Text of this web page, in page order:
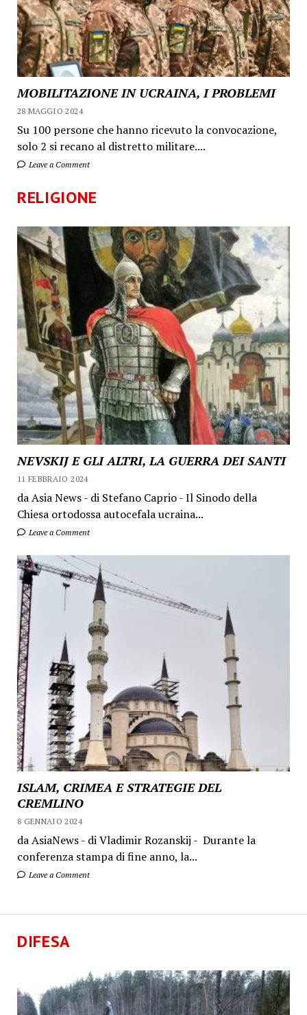
MOBILITAZIONE IN UCRAINA, I PROBLEMI
28 MAGGIO 2024
Su 100 persone che hanno ricevuto la convocazione,
solo 2 si recano al distretto militare....
Leave a Comment
RELIGIONE
NEVSKIJ E GLI ALTRI, LA GUERRA DEI SANTI
11 FEBBRAIO 2024
da Asia News - di Stefano Caprio - Il Sinodo della
Chiesa ortodossa autocefala ucraina...
Leave a Comment
ISLAM, CRIMEA E STRATEGIE DEL
CREMLINO
8 GENNAIO 2024
da AsiaNews - di Vladimir Rozanskij - Durante la
conferenza stampa di fine anno, la...
Leave a Comment
DIFESA